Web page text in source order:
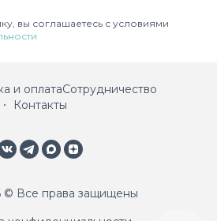
вы соглашаетесь с условиями
и оплатаСотрудничество
Контакты
© Все права защищены